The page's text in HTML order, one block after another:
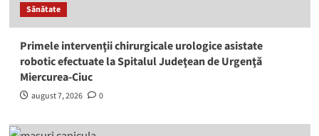
Sănătate
Primele intervenţii chirurgicale urologice asistate
robotic efectuate la Spitalul Judeţean de Urgenţă
Miercurea-Ciuc
august 7, 2026 0